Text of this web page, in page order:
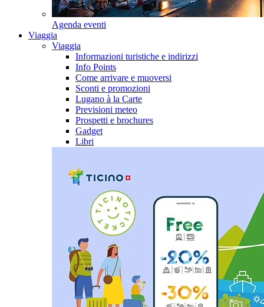
Agenda eventi
Viaggia
Viaggia
Informazioni turistiche e indirizzi
Info Points
Come arrivare e muoversi
Sconti e promozioni
Lugano à la Carte
Previsioni meteo
Prospetti e brochures
Gadget
Libri